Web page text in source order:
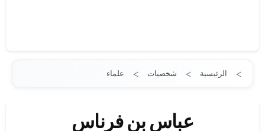
علماء شخصيات الرئيسية
عباس بن فرناس